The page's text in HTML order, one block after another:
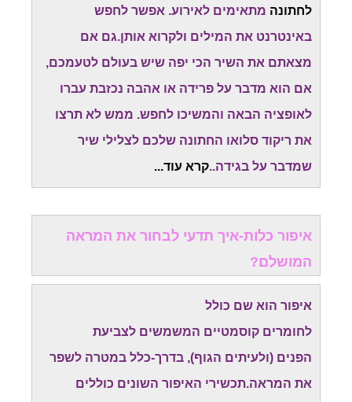
לחתונה מתאימים לאירוע. אפשר לחפש
באינטרנט את המילים ולקרוא אותן.גם אם
מצאתם את השיר הכי יפה שיש בעולם לטעמכם,
אם הוא מדבר על פרידה או אהבה נכזבת עברו
לאופציה הבאה והמשיכו לחפש. ממש לא תרצו
את ריקוד סלואו החתונה שלכם לצלילי שיר
שמדבר על בגידה.
.קרא עוד...
איפור כלות-איך תדעי לבחור את המראה
המושלם?
איפור הוא שם כולל
לחומרים קוסמטיים המשמשים לצביעת
הפנים (ולעיתים הגוף), בדרך-כלל במטרה לשפר
את המראה.תכשירי האיפור השונים כוללים